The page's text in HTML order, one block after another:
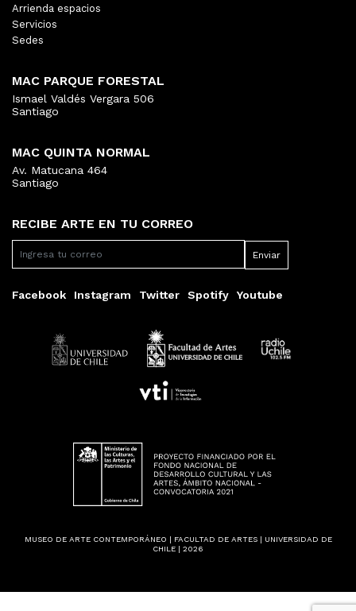
RECIBE ARTE EN TU CORREO
Facebook Instagram Twitter Spotify Youtube
Arrienda espacios
Servicios
Sedes
MAC PARQUE FORESTAL
Ismael Valdés Vergara 506
Santiago
MAC QUINTA NORMAL
Av. Matucana 464
Santiago
MUSEO DE ARTE CONTEMPORÁNEO | FACULTAD DE ARTES | UNIVERSIDAD DE
CHILE | 2026